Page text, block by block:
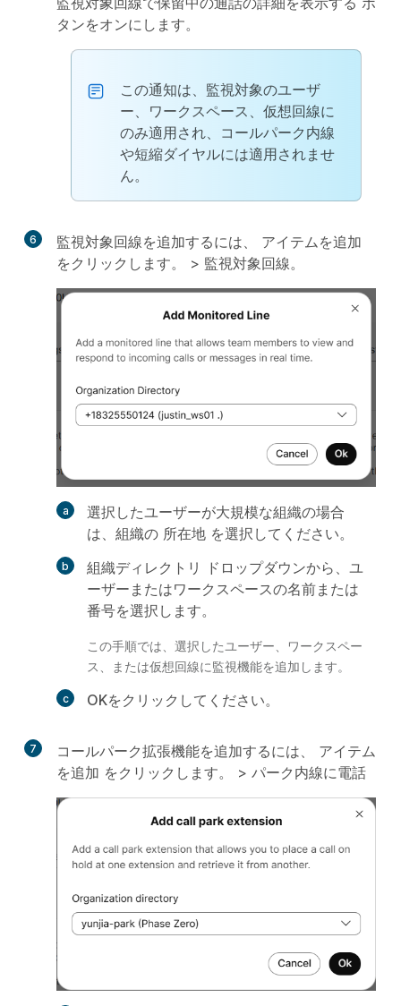
タンをオンにします。
この通知は、監視対象のユーザ
ー、ワークスペース、仮想回線に
のみ適用され、コールパーク内線
や短縮ダイヤルには適用されませ
ん。
6 監視対象回線を追加するには、 アイテムを追加
をクリックします。 > 監視対象回線。
選択したユーザーが大規模な組織の場合
は、組織の 所在地 を選択してください。
組織ディレクトリ
ドロップダウンから、ユ
ーザーまたはワークスペースの名前または
番号を選択します。
この手順では、選択したユーザー、ワークスペー
ス、または仮想回線に監視機能を追加します。
OKをクリックしてください。
7 コールパーク拡張機能を追加するには、 アイテム
を追加 をクリックします。 > パーク内線に電話